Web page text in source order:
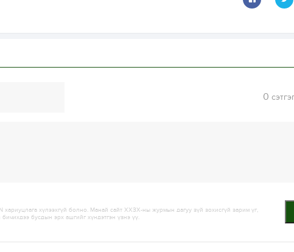
0
хариуцлага хүлээхгүй болно. Манай сайт ХХЗХ-ны журмын дагуу зүй зохисгүй зарим үг,
бичихдээ бусдын эрх ашгийг хүндэтгэн үзнэ үү.